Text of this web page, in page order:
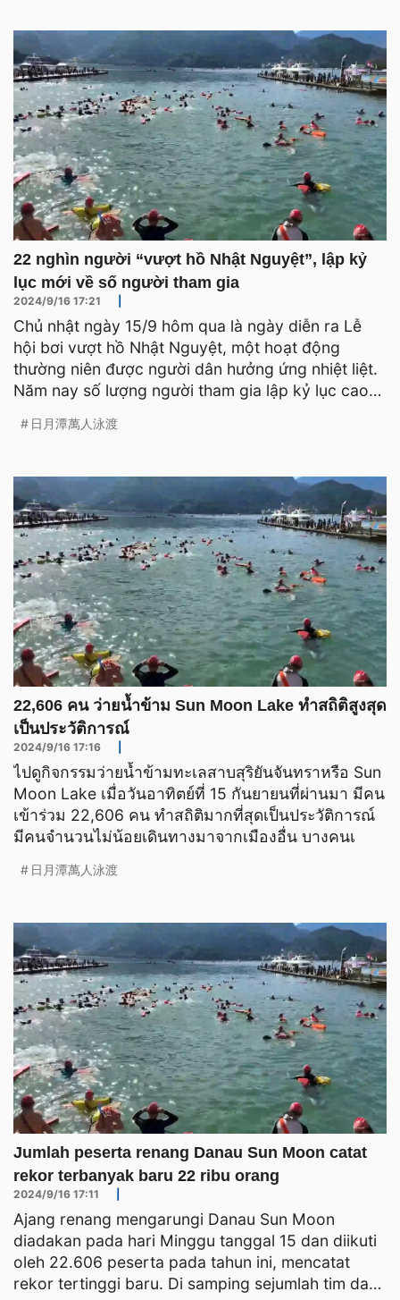
22 nghìn người “vượt hồ Nhật Nguyệt”, lập kỷ
lục mới về số người tham gia
2024/9/16 17:21
Chủ nhật ngày 15/9 hôm qua là ngày diễn ra Lễ
hội bơi vượt hồ Nhật Nguyệt, một hoạt động
thường niên được người dân hưởng ứng nhiệt liệt.
Năm nay số lượng người tham gia lập kỷ lục cao
日月潭萬人泳渡
22,606 คน ว่ายน้ำข้าม Sun Moon Lake ทำสถิติสูงสุด
เป็นประวัติการณ์
2024/9/16 17:16
ไปดูกิจกรรมว่ายน้ำข้ามทะเลสาบสุริยันจันทราหรือ Sun
Moon Lake เมื่อวันอาทิตย์ที่ 15 กันยายนที่ผ่านมา มีคน
เข้าร่วม 22,606 คน ทำสถิติมากที่สุดเป็นประวัติการณ์
มีคนจำนวนไม่น้อยเดินทางมาจากเมืองอื่น บางคนเ
日月潭萬人泳渡
Jumlah peserta renang Danau Sun Moon catat
rekor terbanyak baru 22 ribu orang
2024/9/16 17:11
Ajang renang mengarungi Danau Sun Moon
diadakan pada hari Minggu tanggal 15 dan diikuti
oleh 22.606 peserta pada tahun ini, mencatat
rekor tertinggi baru. Di samping sejumlah tim dari